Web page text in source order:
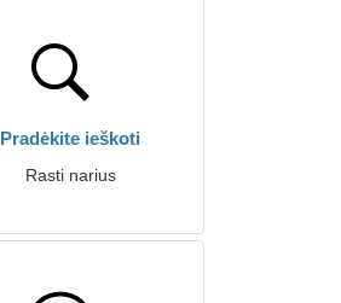
Pradėkite ieškoti
Rasti narius